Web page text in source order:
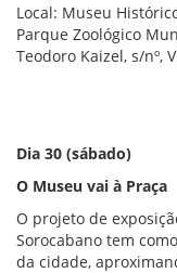
Local: Museu
Parque Zoológico
Teodoro Kaizel, s/nº,
Dia 30 (sábado)
O Museu vai à Praça
O projeto de
Sorocabano tem
da cidade,